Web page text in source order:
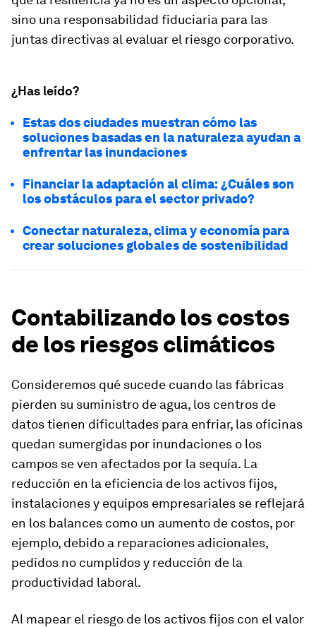
sino una responsabilidad fiduciaria para las
juntas directivas al evaluar el riesgo corporativo.
¿Has leído?
Estas dos ciudades muestran cómo las
soluciones basadas en la naturaleza ayudan a
enfrentar las inundaciones
Financiar la adaptación al clima: ¿Cuáles son
los obstáculos para el sector privado?
Conectar naturaleza, clima y economía para
crear soluciones globales de sostenibilidad
Contabilizando los costos
de los riesgos climáticos
Consideremos qué sucede cuando las fábricas
pierden su suministro de agua, los centros de
datos tienen dificultades para enfriar, las oficinas
quedan sumergidas por inundaciones o los
campos se ven afectados por la sequía. La
reducción en la eficiencia de los activos fijos,
instalaciones y equipos empresariales se reflejará
en los balances como un aumento de costos, por
ejemplo, debido a reparaciones adicionales,
pedidos no cumplidos y reducción de la
productividad laboral.
Al mapear el riesgo de los activos fijos con el valor